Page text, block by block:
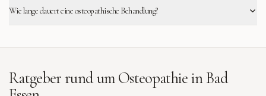
Wie lange dauert eine osteopathische Behandlung?
Ratgeber rund um Osteopathie inBad